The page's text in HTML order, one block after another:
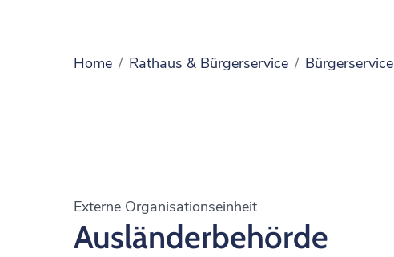
Home Rathaus & Bürgerservice Bürgerservice
Externe Organisationseinheit
Ausländerbehörde